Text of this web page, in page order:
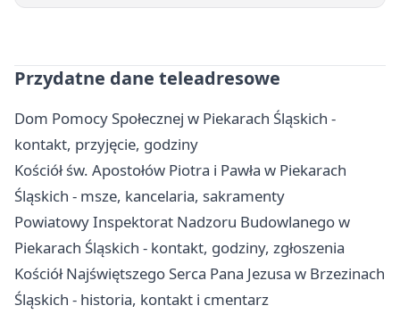
Przydatne dane teleadresowe
Dom Pomocy Społecznej w Piekarach Śląskich -
kontakt, przyjęcie, godziny
Kościół św. Apostołów Piotra i Pawła w Piekarach
Śląskich - msze, kancelaria, sakramenty
Powiatowy Inspektorat Nadzoru Budowlanego w
Piekarach Śląskich - kontakt, godziny, zgłoszenia
Kościół Najświętszego Serca Pana Jezusa w Brzezinach
Śląskich - historia, kontakt i cmentarz